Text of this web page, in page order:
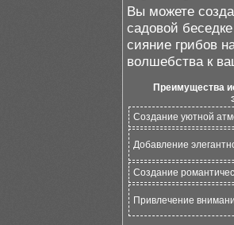
Вы можете
садовой
сияние грибов
волшебства к
Преимущества
Создание уютной
Добавление
Создание
Привлечение